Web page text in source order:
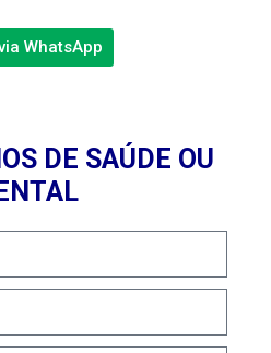
WhatsApp
DE SAÚDE OU